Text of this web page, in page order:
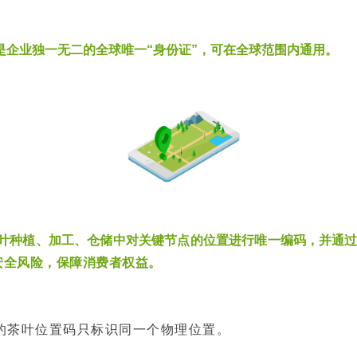
业独一无二的全球唯一“身份证”，可在全球范围内通用。
植、加工、仓储中对关键节点的位置进行唯一编码，并通
风险，保障消费者权益。
叶位置码只标识同一个物理位置。